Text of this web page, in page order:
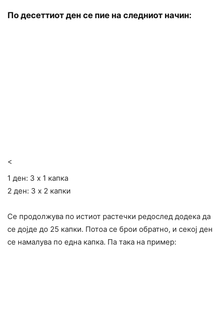
По десеттиот ден се пие на следниот начин:
<
1 ден: 3 х 1 капка
2 ден: 3 х 2 капки
Се продолжува по истиот растечки редослед додека да
се дојде до 25 капки. Потоа се брои обратно, и секој ден
се намалува по една капка. Па така на пример: